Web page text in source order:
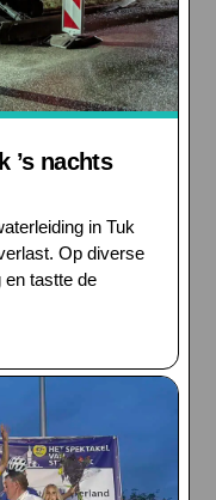
’s nachts
in Tuk
Op diverse
tastte de